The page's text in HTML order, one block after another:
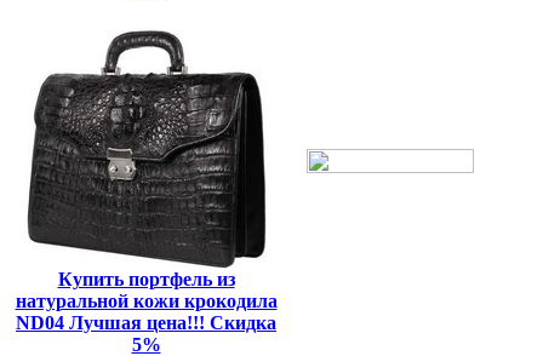
Купить портфель из
натуральной кожи крокодила
ND04 Лучшая цена!!! Скидка
5%